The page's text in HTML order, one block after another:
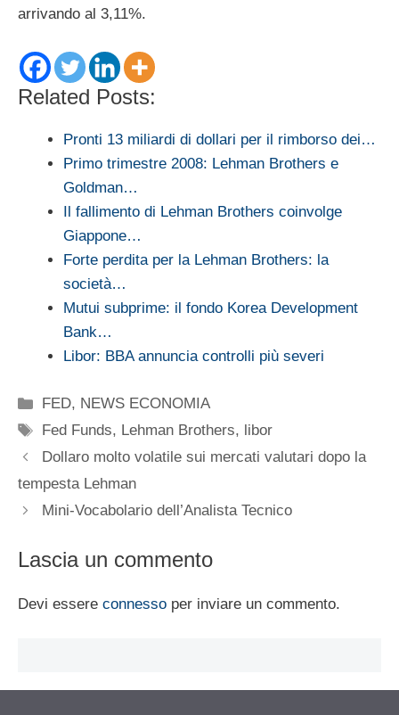
arrivando al 3,11%.
Related Posts:
Pronti 13 miliardi di dollari per il rimborso dei…
Primo trimestre 2008: Lehman Brothers e
Goldman…
Il fallimento di Lehman Brothers coinvolge
Giappone…
Forte perdita per la Lehman Brothers: la
società…
Mutui subprime: il fondo Korea Development
Bank…
Libor: BBA annuncia controlli più severi
Categorie
FED, NEWS ECONOMIA
Tag
Fed Funds, Lehman Brothers, libor
Dollaro molto volatile sui mercati valutari dopo la
tempesta Lehman
Mini-Vocabolario dell’Analista Tecnico
Lascia un commento
Devi essere connesso per inviare un commento.